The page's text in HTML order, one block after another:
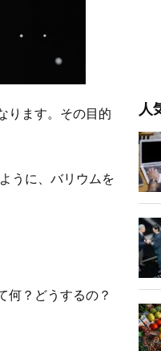
ります。その目的
うに、バリウムを
何？どうするの？
人